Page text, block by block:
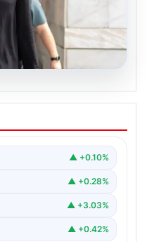
‘Bitmek
▲ +0.10%
▲ +0.28%
▲ +3.03%
▲ +0.42%